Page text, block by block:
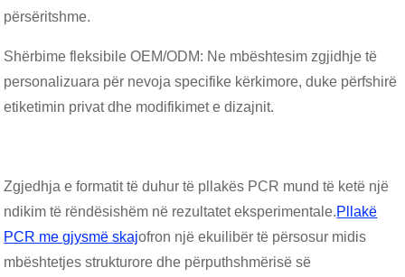
përsëritshme.
Shërbime fleksibile OEM/ODM: Ne mbështesim zgjidhje të
personalizuara për nevoja specifike kërkimore, duke përfshirë
etiketimin privat dhe modifikimet e dizajnit.
Zgjedhja e formatit të duhur të pllakës PCR mund të ketë një
ndikim të rëndësishëm në rezultatet eksperimentale.Pllakë
PCR me gjysmë skajofron një ekuilibër të përsosur midis
mbështetjes strukturore dhe përputhshmërisë së